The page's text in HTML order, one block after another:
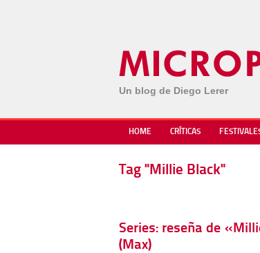
Un blog de Diego Lerer
HOME CRÍTICAS
Tag "Millie Black"
Series: reseña de
(Max)